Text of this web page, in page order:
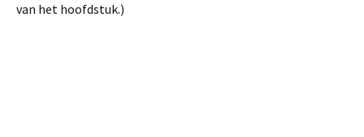
van het hoofdstuk.)